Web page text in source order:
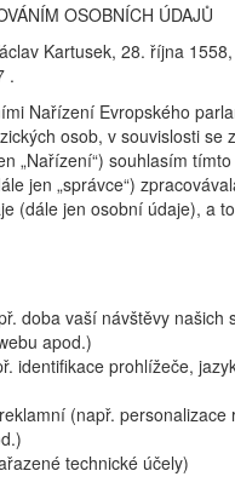
OSOBNÍCH ÚDAJŮ
Kartusek, 28. října
.
Nařízení Evropského
osob, v souvislosti se
„Nařízení“) souhlasím
jen „správce“)
(dále jen osobní údaje), a
doba vaší návštěvy našich
apod.)
identifikace prohlížeče,
(např. personalizace
technické účely)